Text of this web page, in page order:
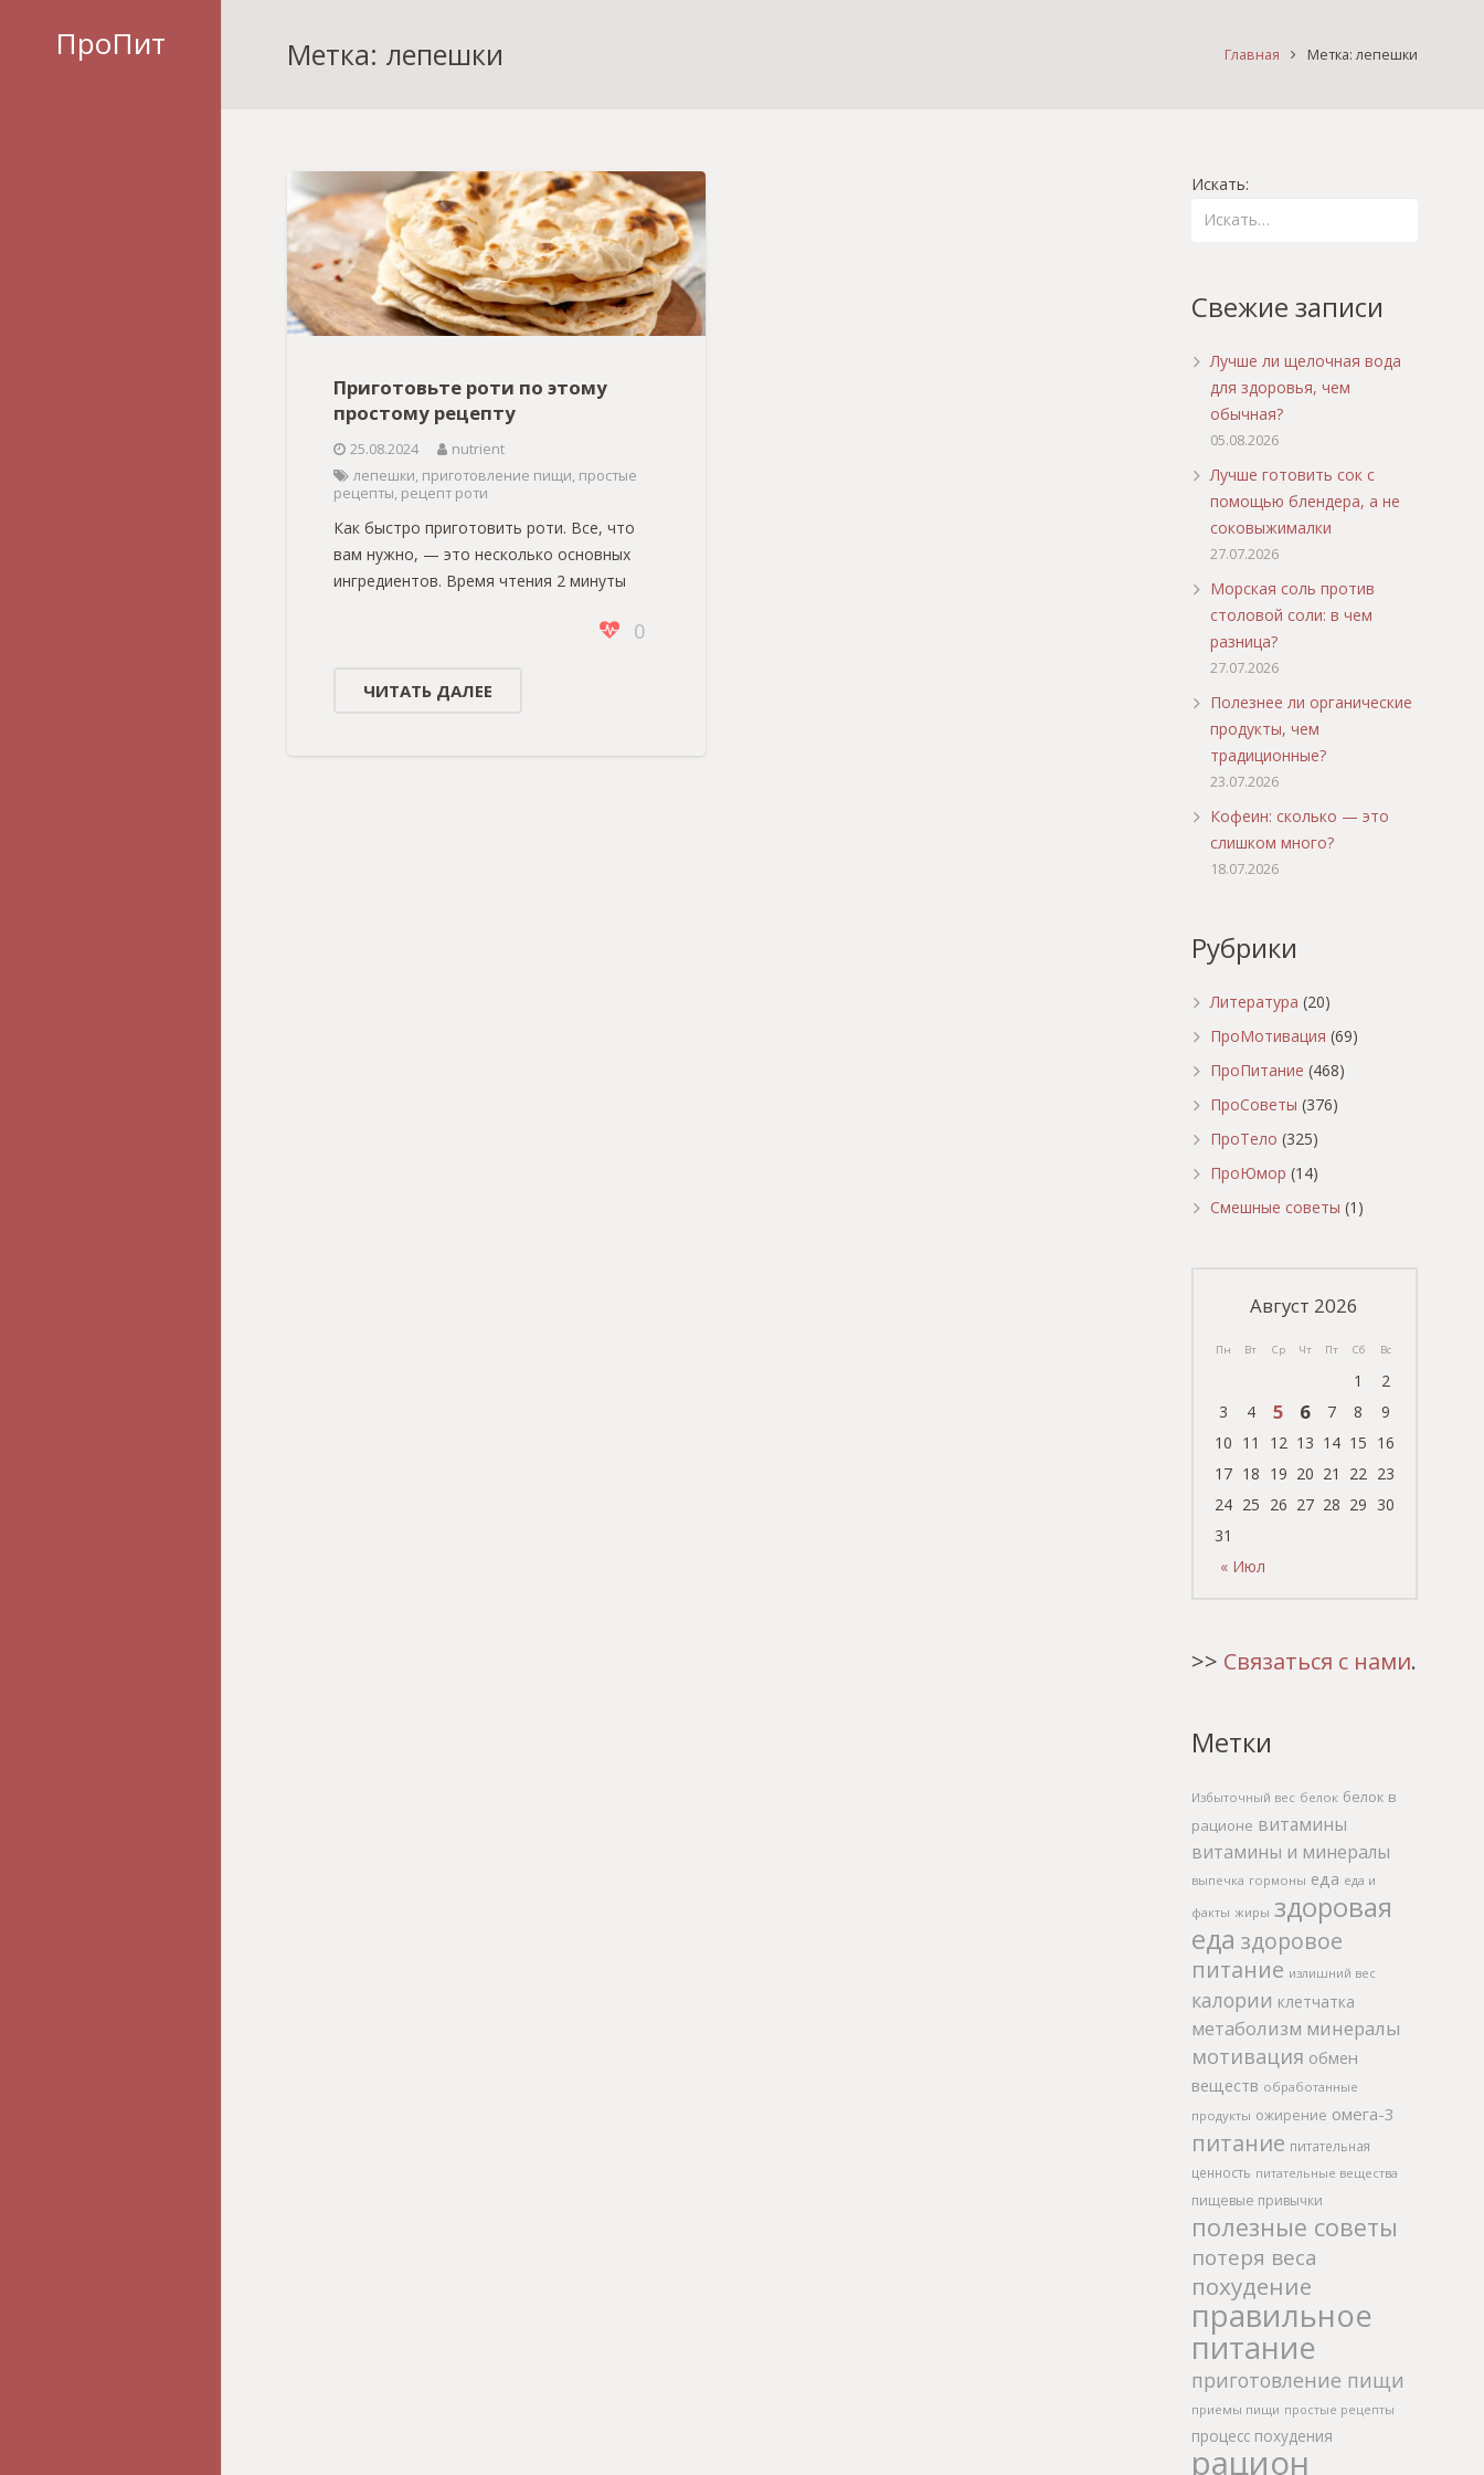
ПроПит Метка: лепешки Главная Метка: лепешки
Приготовьте роти по этому
простому рецепту
25.08.2024
nutrient
лепешки, приготовление пищи, простые
рецепты, рецепт роти
Как быстро приготовить роти. Все, что
вам нужно, — это несколько основных
ингредиентов. Время чтения 2 минуты
0
ЧИТАТЬ ДАЛЕЕ
Искать:
Свежие записи
Лучше ли щелочная вода
для здоровья, чем
обычная?
05.08.2026
Лучше готовить сок с
помощью блендера, а не
соковыжималки
27.07.2026
Морская соль против
столовой соли: в чем
разница?
27.07.2026
Полезнее ли органические
продукты, чем
традиционные?
23.07.2026
Кофеин: сколько — это
слишком много?
18.07.2026
Рубрики
Литература (20)
ПроМотивация (69)
ПроПитание (468)
ПроСоветы (376)
ПроТело (325)
ПроЮмор (14)
Смешные советы (1)
Август 2026
Пн Вт Ср Чт Пт Сб Вс
« Июл
1
2
3
4 5 6 7 8
9
10 11 12 13 14 15 16
17 18 19 20 21 22 23
24 25 26 27 28 29 30
31
>> Связаться с нами.
Метки
Избыточный вес белок белок в
рационе витамины
витамины и минералы
выпечка гормоны еда еда и
факты жиры здоровая
еда здоровое
питание излишний вес
калории клетчатка
метаболизм минералы
мотивация обмен
веществ обработанные
продукты ожирение омега-3
питание питательная
ценность питательные вещества
пищевые привычки
полезные советы
потеря веса
похудение
правильное
питание
приготовление пищи
приемы пищи простые рецепты
процесс похудения
рацион